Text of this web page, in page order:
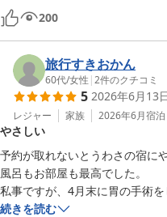
みを求める方のお宿です。
200
旅行すきおかん
60代/女性 |2件のクチコミ
5 2026年6月13
レジャー 家族 2026年6月宿泊
やさしい
予約が取れないとうわさの宿に
風呂もお部屋も最高でした。
私事ですが、4月末に胃の手術
と思えずに食事をしていましたが
続きを読む